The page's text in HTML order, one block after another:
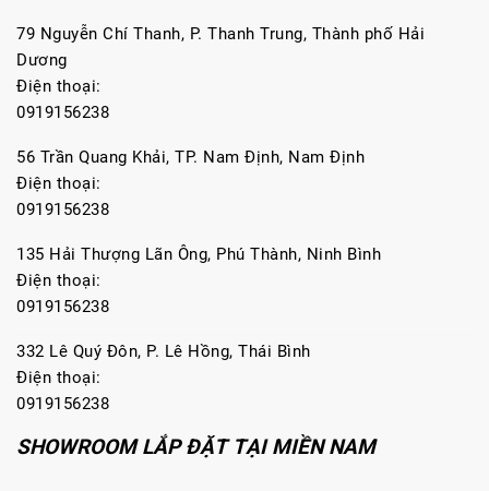
79 Nguyễn Chí Thanh, P. Thanh Trung, Thành phố Hải
Dương
Điện thoại:
0919156238
56 Trần Quang Khải, TP. Nam Định, Nam Định
Điện thoại:
0919156238
135 Hải Thượng Lãn Ông, Phú Thành, Ninh Bình
Điện thoại:
0919156238
332 Lê Quý Đôn, P. Lê Hồng, Thái Bình
Điện thoại:
0919156238
SHOWROOM LẮP ĐẶT TẠI MIỀN NAM